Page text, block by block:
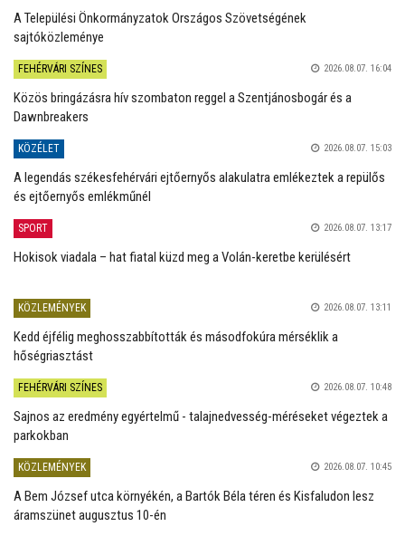
A Települési Önkormányzatok Országos Szövetségének
sajtóközleménye
FEHÉRVÁRI SZÍNES 2026.08.07. 16:04
Közös bringázásra hív szombaton reggel a Szentjánosbogár és a
Dawnbreakers
KÖZÉLET 2026.08.07. 15:03
A legendás székesfehérvári ejtőernyős alakulatra emlékeztek a repülős
és ejtőernyős emlékműnél
SPORT 2026.08.07. 13:17
Hokisok viadala – hat fiatal küzd meg a Volán-keretbe kerülésért
KÖZLEMÉNYEK 2026.08.07. 13:11
Kedd éjfélig meghosszabbították és másodfokúra mérséklik a
hőségriasztást
FEHÉRVÁRI SZÍNES 2026.08.07. 10:48
Sajnos az eredmény egyértelmű - talajnedvesség-méréseket végeztek a
parkokban
KÖZLEMÉNYEK 2026.08.07. 10:45
A Bem József utca környékén, a Bartók Béla téren és Kisfaludon lesz
áramszünet augusztus 10-én